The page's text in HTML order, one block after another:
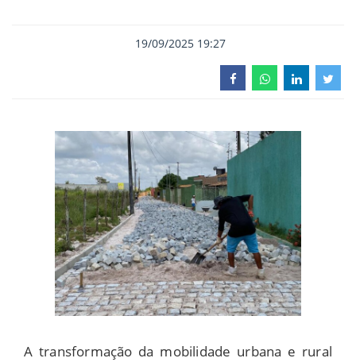
19/09/2025 19:27
A transformação da mobilidade urbana e rural